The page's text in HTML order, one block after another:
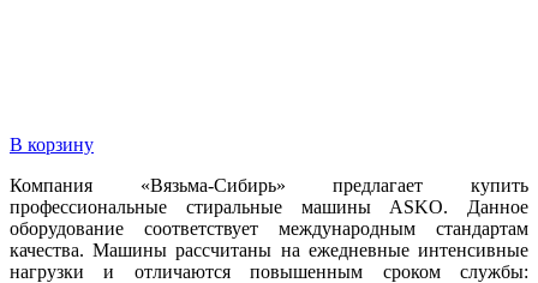
В корзину
Компания «Вязьма-Сибирь» предлагает купить
профессиональные стиральные машины ASKO. Данное
оборудование соответствует международным стандартам
качества. Машины рассчитаны на ежедневные интенсивные
нагрузки и отличаются повышенным сроком службы: